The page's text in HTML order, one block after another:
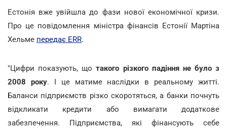
Естонія вже увійшла до фази нової економічної кризи.
Про це повідомлення міністра фінансів Естонії Мартіна
Хельме передає ERR.
"Цифри показують, щотакого різкого падіння не було з
2008 року. І це матиме наслідки в реальному житті.
Баланси підприємств різко скоротяться, а банки почнуть
відкликати кредити або вимагати додаткове
забезпечення. Підприємства, які фінансують себе